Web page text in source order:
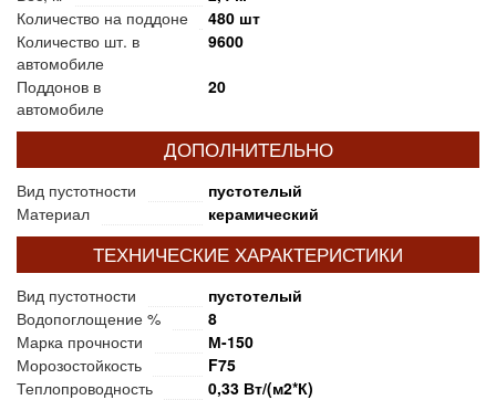
Количество на поддоне
480 шт
Количество шт. в
автомобиле
9600
Поддонов в
автомобиле
20
ДОПОЛНИТЕЛЬНО
Вид пустотности
пустотелый
Материал
керамический
ТЕХНИЧЕСКИЕ ХАРАКТЕРИСТИКИ
Вид пустотности
пустотелый
Водопоглощение %
8
Марка прочности
М-150
Морозостойкость
F75
Теплопроводность
0,33 Вт/(м2*К)